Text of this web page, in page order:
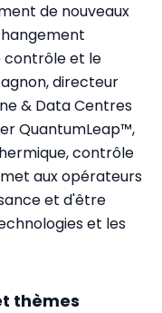
de nouveaux
contrôle et le
directeur
& Data Centres
QuantumLeap™,
contrôle
aux opérateurs
et d'être
et les
thèmes